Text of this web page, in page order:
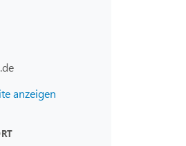
anzeigen